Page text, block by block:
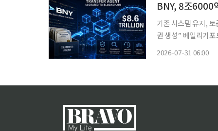
기존 시스템 유지,
권 생성” 베일리기
2026-07-31 06:00